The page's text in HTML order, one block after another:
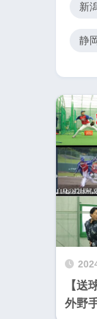
新
静
【送
外野